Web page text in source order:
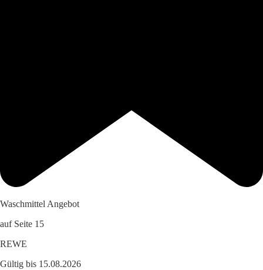
Waschmittel Angebot
auf Seite 15
REWE
Gültig bis 15.08.2026